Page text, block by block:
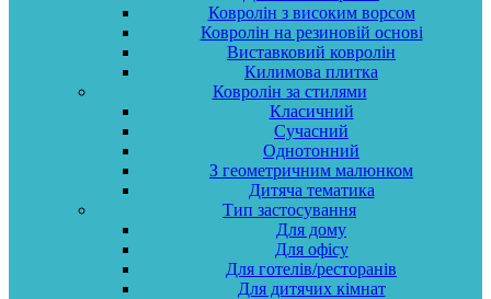
Ковролін з високим ворсом
Ковролін на резиновій основі
Виставковий ковролін
Килимова плитка
Ковролін за стилями
Класичний
Сучасний
Однотонний
З геометричним малюнком
Дитяча тематика
Тип застосування
Для дому
Для офісу
Для готелів/ресторанів
Для дитячих кімнат